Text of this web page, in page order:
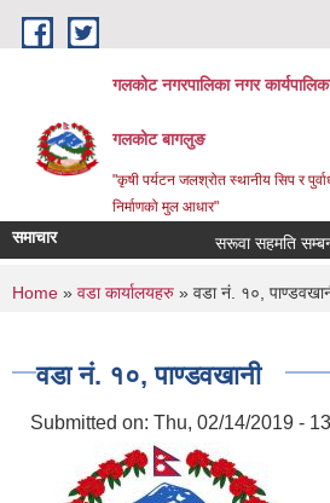
Skip to main content
गलकोट नगरपालिका नगर
गलकोट बागलुङ
"कृषी पर्यटन जलश्रोत स्थानीय सिप र
निर्माणको मुल आधार"
समाचार सरूवा सहमति
You are here
Home » वडा कार्यालयहरु » वडा नं. १०,
वडा नं. १०, पाण्डवखानी
Submitted on: Thu, 02/14/2019 -